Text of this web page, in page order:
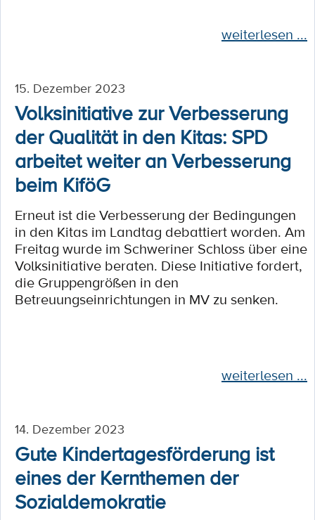
weiterlesen ...
15. Dezember 2023
Volksinitiative zur Verbesserung
der Qualität in den Kitas: SPD
arbeitet weiter an Verbesserung
beim KiföG
Erneut ist die Verbesserung der Bedingungen
in den Kitas im Landtag debattiert worden. Am
Freitag wurde im Schweriner Schloss über eine
Volksinitiative beraten. Diese Initiative fordert,
die Gruppengrößen in den
Betreuungseinrichtungen in MV zu senken.
weiterlesen ...
14. Dezember 2023
Gute Kindertagesförderung ist
eines der Kernthemen der
Sozialdemokratie